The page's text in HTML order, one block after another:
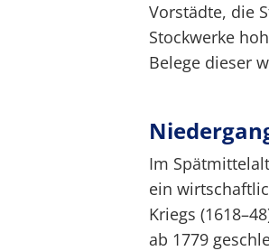
Vorstädte, die
Stockwerke
Belege dieser
Im
ein
Kriegs
ab 1779